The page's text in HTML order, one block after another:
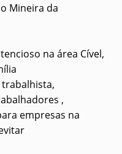
Mineira da
na área Cível,
trabalhista,
,
empresas na